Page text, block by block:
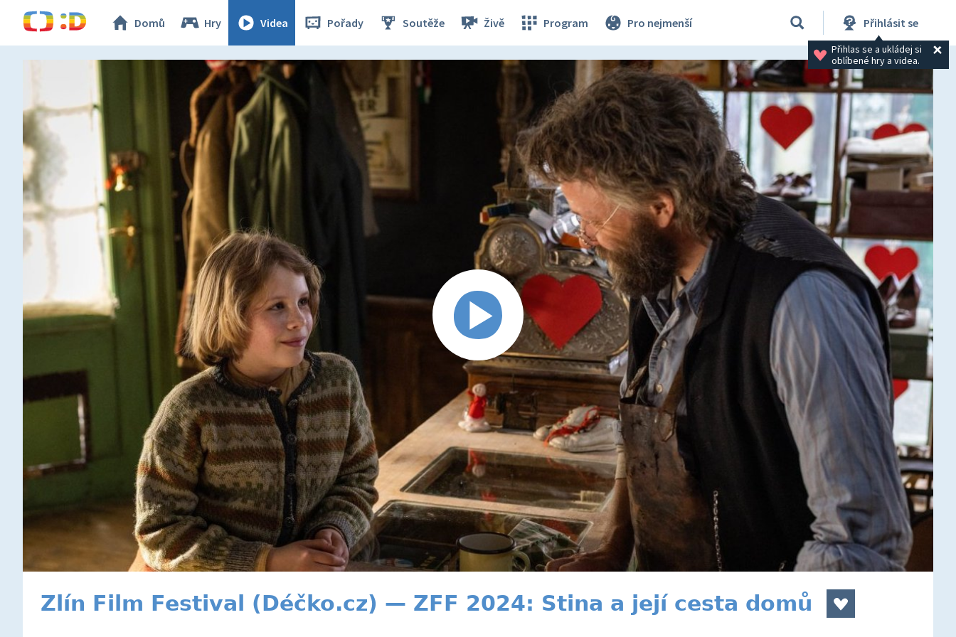
Domů Hry Videa Pořady Soutěže Živě Program Pro nejmenší Přihlásit se
Přihlas se a ukládej si
oblíbené hry a videa.
Zlín Film Festival (Déčko.cz) — ZFF 2024: Stina a její cesta domů